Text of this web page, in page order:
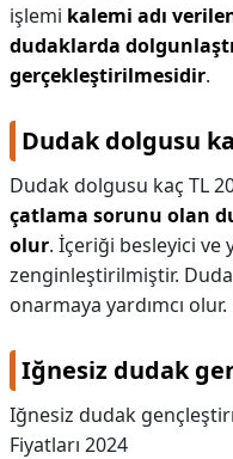
işlemi kalemi adı
dudaklarda
gerçekleştirilmesidir.
Dudak dolgusu
Dudak dolgusu kaç TL
çatlama sorunu olan
olur. İçeriği besleyici ve
zenginleştirilmiştir.
onarmaya yardımcı
Iğnesiz dudak
Iğnesiz dudak
Fiyatları 2024